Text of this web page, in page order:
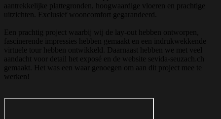
aantrekkelijke plattegronden, hoogwaardige vloeren en prachtige
uitzichten. Exclusief wooncomfort gegarandeerd.
Een prachtig project waarbij wij de lay-out hebben ontworpen,
fascinerende impressies hebben gemaakt en een indrukwekkende
virtuele tour hebben ontwikkeld. Daarnaast hebben we met veel
aandacht voor detail het exposé en de website sevida-seuzach.ch
gemaakt. Het was een waar genoegen om aan dit project mee te
werken!